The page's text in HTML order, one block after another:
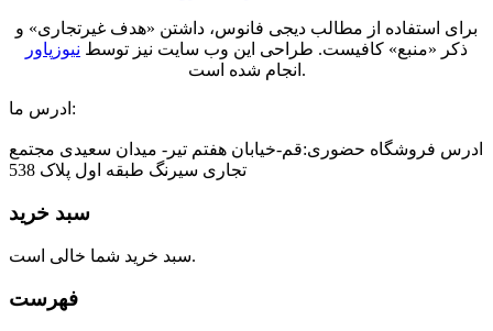
برای استفاده از مطالب دیجی فانوس، داشتن «هدف غیرتجاری» و
ذکر «منبع» کافیست. طراحی این وب سایت نیز توسط نیوزپاور
انجام شده است.
ادرس ما:
ادرس فروشگاه حضوری:قم-خیابان هفتم تیر- میدان سعیدی مجتمع
تجاری سیرنگ طبقه اول پلاک 538
سبد خرید
سبد خرید شما خالی است.
فهرست